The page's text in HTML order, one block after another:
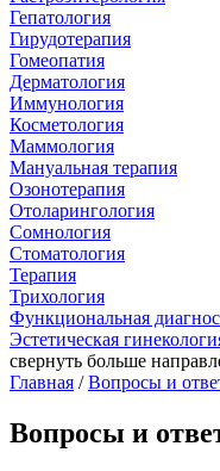
Гепатология
Гирудотерапия
Гомеопатия
Дерматология
Иммунология
Косметология
Маммология
Мануальная терапия
Озонотерапия
Отоларингология
Сомнология
Стоматология
Терапия
Трихология
Функциональная
Эстетическая
свернуть больше
Главная /Вопросы и
Вопросы и